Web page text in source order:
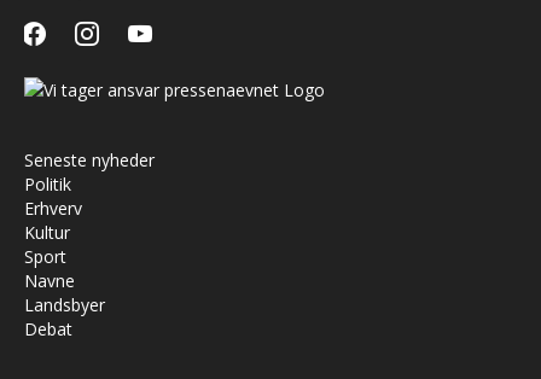
facebookinstagramyoutube
Seneste nyheder
Politik
Erhverv
Kultur
Sport
Navne
Landsbyer
Debat